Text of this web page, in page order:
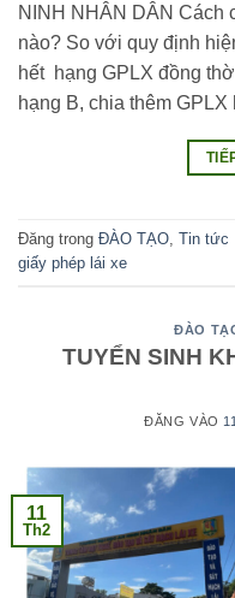
NINH NHÂN DÂN Cách
nào? So với quy định
hết hạng GPLX đồng
hạng B, chia thêm
Đăng trong ĐÀO TẠO, Tin tức
giấy phép lái xe
ĐÀO
TUYỂN SINH
ĐĂNG VÀO
11
Th2